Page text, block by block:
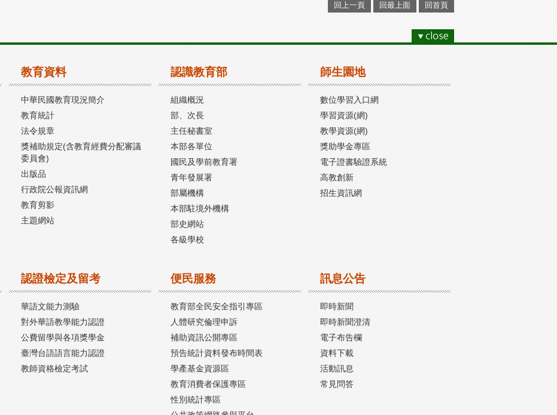
回上一頁 回最上面 回首頁
教育資料
中華民國教育現況簡介
教育統計
法令規章
獎補助規定(含教育經費分配審議
委員會)
出版品
行政院公報資訊網
教育剪影
主題網站
認識教育部
組織概況
部、次長
主任秘書室
本部各單位
國民及學前教育署
青年發展署
部屬機構
本部駐境外機構
部史網站
各級學校
師生園地
數位學習入口網
學習資源(網)
教學資源(網)
獎助學金專區
電子證書驗證系統
高教創新
招生資訊網
認證檢定及留考
華語文能力測驗
對外華語教學能力認證
公費留學與各項獎學金
臺灣台語語言能力認證
教師資格檢定考試
便民服務
教育部全民安全指引專區
人體研究倫理申訴
補助資訊公開專區
預告統計資料發布時間表
學產基金資源區
教育消費者保護專區
性別統計專區
訊息公告
即時新聞
即時新聞澄清
電子布告欄
資料下載
活動訊息
常見問答